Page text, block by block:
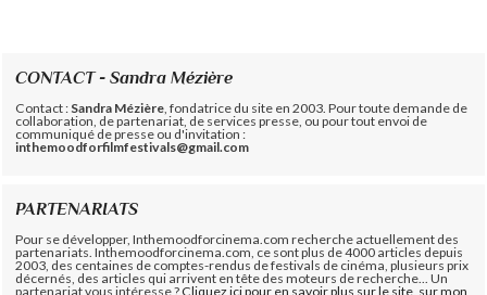
CONTACT - Sandra Mézière
Contact : Sandra Mézière , fondatrice du site en 2003. Pour toute demande de
collaboration, de partenariat, de services presse, ou pour tout envoi de
communiqué de presse ou d'invitation :
inthemoodforfilmfestivals@gmail.com
PARTENARIATS
Pour se développer, Inthemoodforcinema.com recherche actuellement des
partenariats. Inthemoodforcinema.com, ce sont plus de 4000 articles depuis
2003, des centaines de comptes-rendus de festivals de cinéma, plusieurs prix
décernés, des articles qui arrivent en tête des moteurs de recherche... Un
partenariat vous intéresse ?Cliquez ici pour en savoir plus sur le site, sur mon